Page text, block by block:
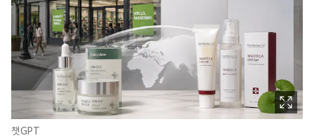
챗GPT